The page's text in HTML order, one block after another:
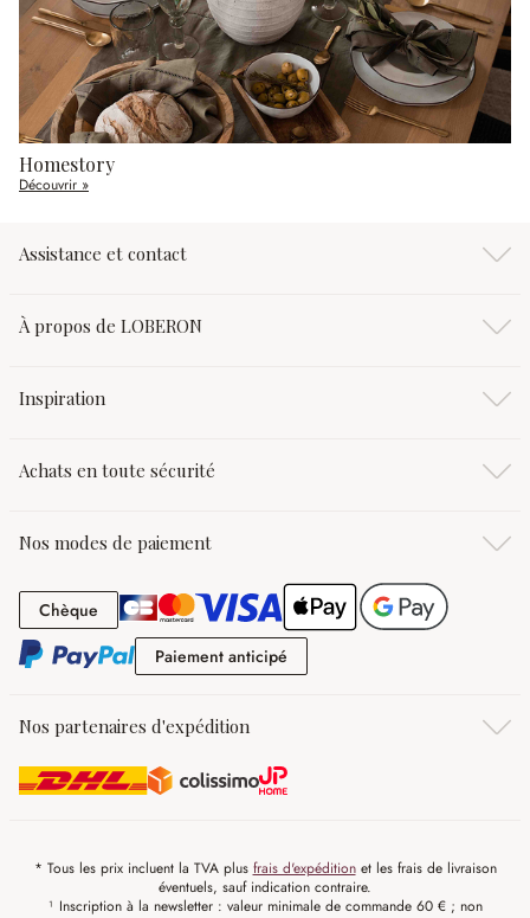
Homestory
Découvrir »
Assistance et contact
À propos de LOBERON
Inspiration
Achats en toute sécurité
Nos modes de paiement
Chèque Chèque
Paiement anticipé
Nos partenaires d'expédition
* Tous les prix incluent la TVA plus frais d'expéditionet les frais de livraison
éventuels, sauf indication contraire.
¹ Inscription à la newsletter : valeur minimale de commande 60 € ; non